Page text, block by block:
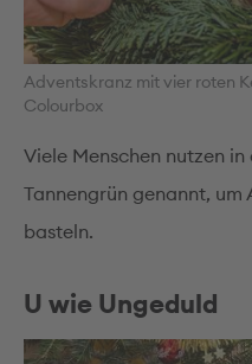
Adventskranz mit vier roten
Colourbox
Viele Menschen nutzen
Tannengrün genannt, um
basteln.
U wie Ungeduld